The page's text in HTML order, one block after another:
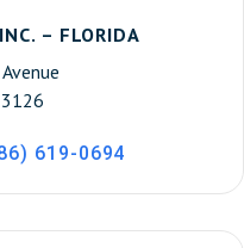
– FLORIDA
619-0694